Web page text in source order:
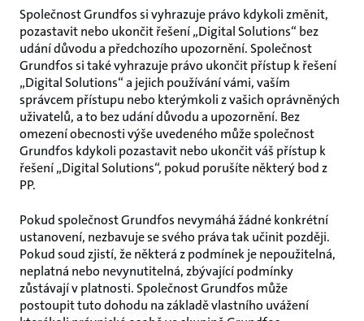
Společnost Grundfos si vyhrazuje právo kdykoli změnit,
pozastavit nebo ukončit řešení „Digital Solutions“ bez
udání důvodu a předchozího upozornění. Společnost
Grundfos si také vyhrazuje právo ukončit přístup k řešení
„Digital Solutions“ a jejich používání vámi, vaším
správcem přístupu nebo kterýmkoli z vašich oprávněných
uživatelů, a to bez udání důvodu a upozornění. Bez
omezení obecnosti výše uvedeného může společnost
Grundfos kdykoli pozastavit nebo ukončit váš přístup k
řešení „Digital Solutions“, pokud porušíte některý bod z
PP.
Pokud společnost Grundfos nevymáhá žádné konkrétní
ustanovení, nezbavuje se svého práva tak učinit později.
Pokud soud zjistí, že některá z podmínek je nepoužitelná,
neplatná nebo nevynutitelná, zbývající podmínky
zůstávají v platnosti. Společnost Grundfos může
postoupit tuto dohodu na základě vlastního uvážení